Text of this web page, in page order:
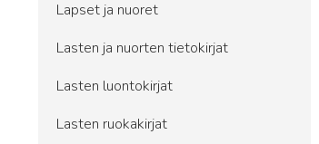
Lapset ja nuoret
Lasten ja nuorten tietokirjat
Lasten luontokirjat
Lasten ruokakirjat